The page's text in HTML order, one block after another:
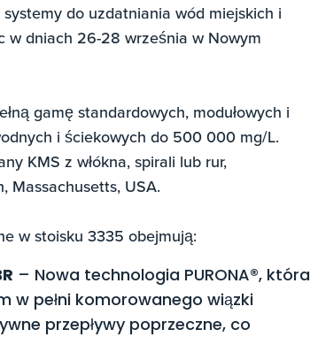
do uzdatniania wód miejskich i
w dniach 26-28 września w Nowym
gamę standardowych, modułowych i
i ściekowych do 500 000 mg/L.
KMS z włókna, spirali lub rur,
Massachusetts, USA.
w stoisku 3335 obejmują:
– Nowa technologia PURONA®, która
w pełni komorowanego wiązki
przepływy poprzeczne, co